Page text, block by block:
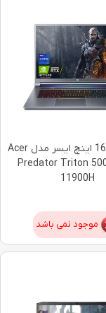
لپ تاپ 16.0 اینچ ایسر مدل Acer
Predator Triton
11900H
موجود نمی باشد